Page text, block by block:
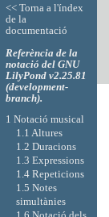
<< Torna a l'índex
de la
documentació
Referència de la
notació del GNU
LilyPond v2.25.81
(development-
branch).
1 Notació musical
1.1 Altures
1.2 Duracions
1.3 Expressions
1.4 Repeticions
1.5 Notes
simultànies